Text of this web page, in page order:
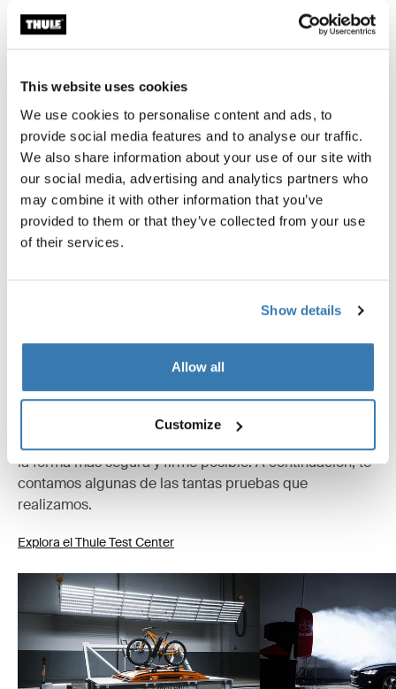
This website uses cookies
We use cookies to personalise content and ads, to
provide social media features and to analyse our traffic.
We also share information about your use of our site with
our social media, advertising and analytics partners who
may combine it with other information that you’ve
provided to them or that they’ve collected from your use
of their services.
Show details
Allow all
Customize
Especificaciones técnicas
Toggle guides and instructions
Instrucciones
En el Thule Test Center™ ubicado en Hillerstorp,
Suecia, los productos son sometidos a pruebas
extremas. Nuestros sistemas de portaequipajes están
la forma más segura y firme posible. A continuación, te
contamos algunas de las tantas pruebas que
realizamos.
Explora el Thule Test Center